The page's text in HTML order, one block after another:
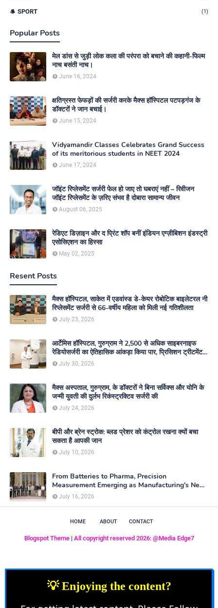
SPORT (1)
Popular Posts
मेल डांस से जुड़ी लोक कला की परंपरा को बचाने की कहानी-फिल्म
नाच बसंती नाच।
June 16, 2024
क्षतिग्रस्त फेफड़ों की सर्जरी करके मैक्स हॉस्पिटल पटपड़गंज के
डॉक्टरों ने जान बचाई।
June 15, 2024
Vidyamandir Classes Celebrates Grand Success
of its meritorious students in NEET 2024
June 17, 2024
जॉइंट रिप्लेसमेंट सर्जरी फेल हो जाए तो घबराएं नहीं – रिवीजन
जॉइंट रिप्लेसमेंट के ज़रिए संभव है दोबारा सामान्य जीवन
August 06, 2025
रेडिएट डिज़ाइन और द प्रिंट शॉप बनीं इंडियन एग्ज़ीबिशन इंडस्ट्री
एसोसिएशन का हिस्सा
May 02, 2025
Resent Posts
मैक्स हॉस्पिटल, साकेत में एडवांस्ड डे-केयर रोबोटिक बाइलेटरल नी
रिप्लेसमेंट सर्जरी से 66-वर्षीय महिला को मिली नई गतिशीलता
July 23, 2026
आर्टेमिस हॉस्पिटल, गुरुग्राम ने 2,500 से अधिक साइबरनाइफ
रेडियोसर्जरी का ऐतिहासिक आंकड़ा किया पार, प्रिसिशन ट्रीटमेंट में
मजबूत की अपनी अग्रणी पहचान
July 30, 2026
मैक्स अस्पताल, गुरुग्राम, के डॉक्टरों ने बिना सर्विक्स और योनि के
जन्मी युवती की दुर्लभ रिकंस्ट्रक्टिव सर्जरी की
July 24, 2026
बीपी और ब्रेन स्ट्रोक: ब्लड प्रेशर को कंट्रोल रखना क्यों बचा
सकता है आपकी जान
July 10, 2026
From Batteries to Pharma, Precision
Measurement Emerging as Manufacturing's New
Competitive Edge
July 16, 2026
HOME ABOUT CONTACT
Blogspot Theme| All copyright reserved 2026: @Media Edge7
💡 Enjoying the content?